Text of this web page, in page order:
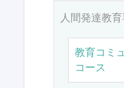
人間発達教
教育コミ
コース